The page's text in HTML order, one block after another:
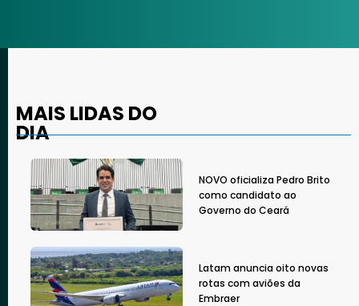
MAIS LIDAS DO
DIA
NOVO oficializa Pedro Brito
como candidato ao
Governo do Ceará
Latam anuncia oito novas
rotas com aviões da
Embraer